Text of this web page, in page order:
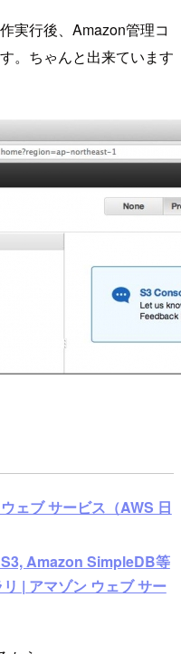
実行後、Amazon管理コ
。ちゃんと出来ています
ェブ サービス（AWS 日
Amazon SimpleDB等
| アマゾン ウェブ サー